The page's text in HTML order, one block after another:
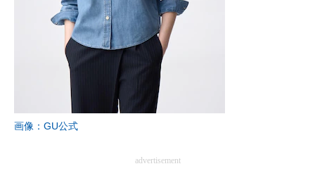
画像：GU公式
advertisement